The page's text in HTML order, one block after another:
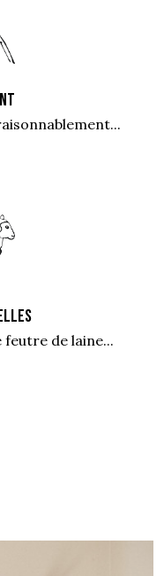
de laine...